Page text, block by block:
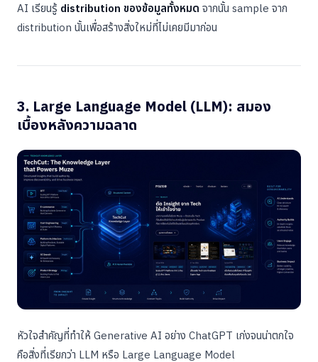
AI เรียนรู้ distribution ของข้อมูลทั้งหมด จากนั้น sample จาก
distribution นั้นเพื่อสร้างสิ่งใหม่ที่ไม่เคยมีมาก่อน
3. Large Language Model (LLM): สมอง
เบื้องหลังความฉลาด
หัวใจสำคัญที่ทำให้ Generative AI อย่าง ChatGPT เก่งจนน่าตกใจ
คือสิ่งที่เรียกว่า LLM หรือ Large Language Model